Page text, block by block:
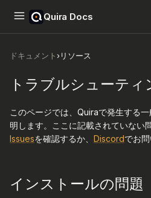
Quira Docs
ドキュメント› リソース
トラブルシューティ
このページでは、Quiraで発生する
明します。ここに記載されていない
Issuesを確認するか、 Discordでお
インストールの問題